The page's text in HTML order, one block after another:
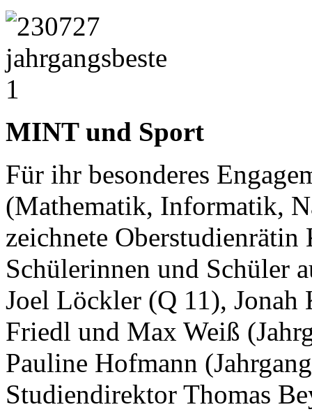
MINT und Sport
Für ihr besonderes
(Mathematik, Informatik,
zeichnete
Schülerinnen und Schüler
Joel Löckler (Q 11), Jonah
Friedl und Max Weiß
Pauline Hofmann
Studiendirektor Thomas